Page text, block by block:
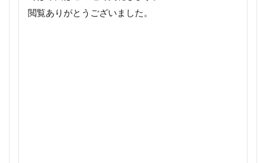
閲覧ありがとうございました。